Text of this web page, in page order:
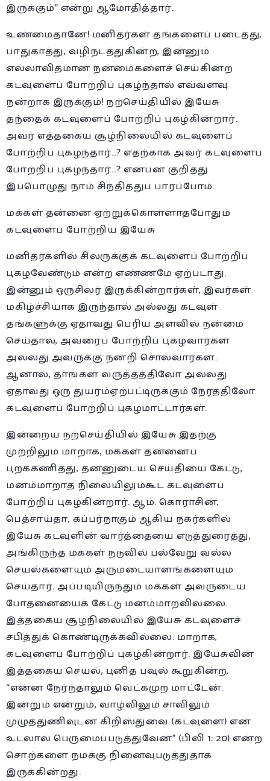
இருக்கும்” என்று ஆமோதித்தார்.
உண்மைதானே! மனிதர்கள் தங்களைப் படைத்து,
பாதுகாத்து, வழிநடத்துகின்ற, இன்னும்
எல்லாவிதமான நன்மைகளைச் செய்கின்ற
கடவுளைப் போற்றிப் புகழ்ந்தால் எவ்வளவு
நன்றாக இருக்கும்! நற்செய்தியில் இயேசு
தந்தைக் கடவுளைப் போற்றிப் புகழ்கின்றார்.
அவர் எத்தகைய சூழ்நிலையில் கடவுளைப்
போற்றிப் புகழ்ந்தார்…? எதற்காக அவர் கடவுளைப்
போற்றிப் புகழ்ந்தார்…? என்பன குறித்து
இப்பொழுது நாம் சிந்தித்துப் பார்ப்போம்.
மக்கள் தன்னை ஏற்றுக்கொள்ளாதபோதும்
கடவுளைப் போற்றிய இயேசு
மனிதர்களில் சிலருக்குக் கடவுளைப் போற்றிப்
புகழவேண்டும் என்ற எண்ணமே ஏற்படாது.
இன்னும் ஒருசிலர் இருக்கின்றார்கள், இவர்கள்
மகிழ்ச்சியாக இருந்தால் அல்லது கடவுள்
தங்களுக்கு ஏதாவது பெரிய அளவில் நன்மை
செய்தால், அவரைப் போற்றிப் புகழ்வார்கள்
அல்லது அவருக்கு நன்றி சொல்வார்கள்.
ஆனால், தாங்கள் வருத்தத்திலோ அல்லது
ஏதாவது ஒரு துயரம்ஏற்பட்டிருக்கும் நேரத்திலோ
கடவுளைப் போற்றிப் புகழமாட்டார்கள்.
இன்றைய நற்செய்தியில் இயேசு இதற்கு
முற்றிலும் மாறாக, மக்கள் தன்னைப்
புறக்கணித்து, தன்னுடைய செய்தியை கேட்டு,
மனம்மாறாத நிலையிலும்கூட கடவுளைப்
போற்றிப் புகழ்கின்றார். ஆம். கொராசின்,
பெத்சாய்தா, கப்பர்நாகும் ஆகிய நகர்களில்
இயேசு கடவுளின் வார்த்தையை எடுத்துரைத்து,
அங்கிருந்த மக்கள் நடுவில் பல்வேறு வல்ல
செயல்களையும் அருமடையாளங்களையும்
செய்தார். அப்படியிருந்தும் மக்கள் அவருடைய
போதனையைக் கேட்டு மனம்மாறவில்லை.
இத்தகைய சூழநிலையில் இயேசு கடவுளைச்
சபித்துக் கொண்டிருக்கவில்லை. மாறாக,
கடவுளைப் போற்றிப் புகழ்கின்றார். இயேசுவின்
இத்தகைய செயல், புனித பவுல் கூறுகின்ற,
“என்ன நேர்ந்தாலும் வெட்கமுற மாட்டேன்.
இன்றும் என்றும், வாழ்விலும் சாவிலும்
முழுத்துணிவுடன் கிறிஸ்துவை (கடவுளை) என்
உடலால் பெருமைப்படுத்துவேன்” (பிலி 1: 20) என்ற
சொற்களை நமக்கு நினைவுபடுத்துதாக
இருக்கின்றது.